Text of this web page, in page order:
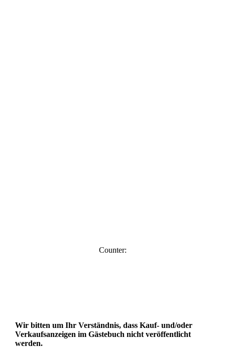
Counter:
Wir bitten um Ihr Verständnis, dass Kauf- und/oder
Verkaufsanzeigen im Gästebuch nicht veröffentlicht
werden.